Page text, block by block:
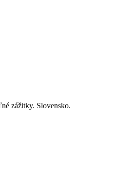
zážitky. Slovensko.